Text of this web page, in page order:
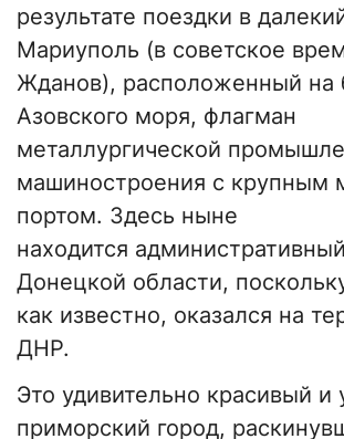
результате поездки в
Мариуполь (в советское
Жданов), расположенный на
Азовского моря, флагман
металлургической
машиностроения с крупным
портом. Здесь ныне
находится
Донецкой области,
как известно, оказался на
ДНР.
Это удивительно красивый и
приморский город,